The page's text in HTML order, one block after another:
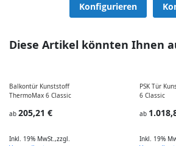
Konfigurieren
Diese Artikel könnten Ihnen
Balkontür Kunststoff
ThermoMax 6 Classic
ab 205,21 €
Inkl. 19% MwSt.,zzgl.
PSK Tür
6 Classic
ab
Inkl. 19%